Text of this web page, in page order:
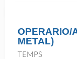
OPERARIO/
METAL)
TEMPS